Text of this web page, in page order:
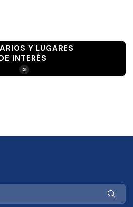
Y LUGARES
DE INTERÉS
3